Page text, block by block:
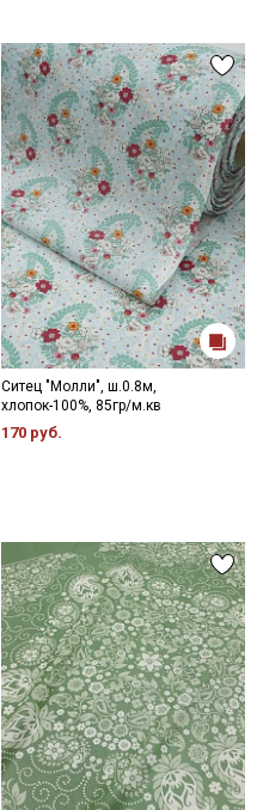
Ситец "Молли", ш.0.8м,
хлопок-100%, 85гр/м.кв
170 руб.